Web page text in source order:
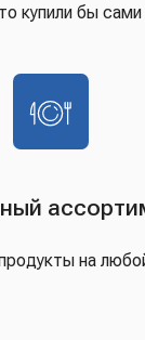
купили бы сами
на